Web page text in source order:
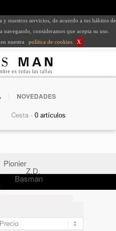
nuestros servicios, de acuerdo a tus hábitos de
consideramos que acepta su uso.
nuestra
política de cookies X
NOVEDADES
Cesta -
Pionier
Z.D.
Basman